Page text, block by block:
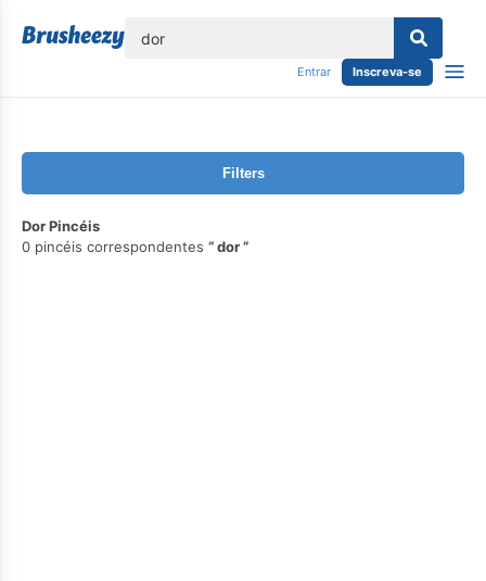
Entrar Inscreva-se
Filters
Dor Pincéis
0 pincéis correspondentes
dor